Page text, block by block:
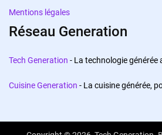
Mentions légales
Réseau Generation
Tech Generation - La technologie générée
Cuisine Generation - La cuisine générée,